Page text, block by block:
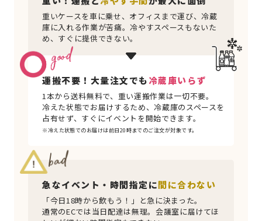
重いケースを車に乗せ、オフィスまで運び、冷蔵
庫に入れる作業が苦痛。冷やすスペースもないた
め、すぐに提供できない。
運搬不要！大量注文でも冷蔵庫いらず
1本から送料無料で、重い運搬作業は一切不要。
冷えた状態でお届けするため、冷蔵庫のスペースを
占有せず、すぐにイベントを開始できます。
※冷えた状態でのお届けは前日20時までのご注文が対象です。
急なイベント・時間指定に間に合わない
「今日18時から飲もう！」と急に決まった。
通常のECでは当日配達は無理。会議室に届けてほ